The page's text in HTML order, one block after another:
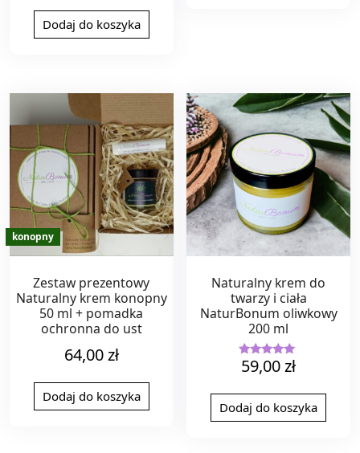
Dodaj do koszyka
Zestaw prezentowy
Naturalny krem konopny
50 ml + pomadka
ochronna do ust
64,00zł
Dodaj do koszyka
Naturalny krem do
twarzy i ciała
NaturBonum oliwkowy
200 ml
Oceniono
5.00
59,00zł
Dodaj do koszyka